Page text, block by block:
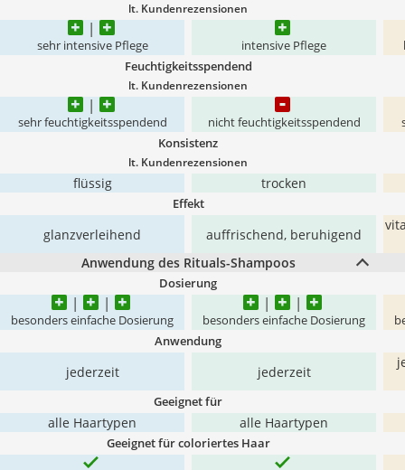
lt. Kundenrezensionen
sehr intensive Pflege intensive Pflege
Feuchtigkeitsspendend
lt. Kundenrezensionen
sehr feuchtigkeitsspendend nicht feuchtigkeitsspendend
Konsistenz
lt. Kundenrezensionen
flüssig trocken
Effekt
glanzverleihend auffrischend, beruhigend
Anwendung des Rituals-Shampoos
Dosierung
besonders einfache Dosierung besonders einfache Dosierung
Anwendung
jederzeit jederzeit
Geeignet für
alle Haartypen alle Haartypen
Geeignet für coloriertes Haar